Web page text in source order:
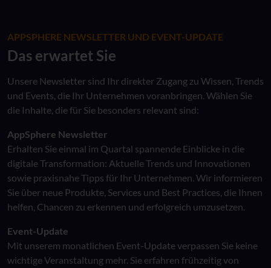
APPSPHERE NEWSLETTER UND EVENT-UPDATE
Das erwartet Sie
Unsere Newsletter sind Ihr direkter Zugang zu Wissen, Trends
und Events, die Ihr Unternehmen voranbringen. Wählen Sie
die Inhalte, die für Sie besonders relevant sind:
AppSphere Newsletter
Erhalten Sie einmal im Quartal spannende Einblicke in die
digitale Transformation: Aktuelle Trends und Innovationen
sowie praxisnahe Tipps für Ihr Unternehmen. Wir informieren
Sie über neue Produkte, Services und Best Practices, die Ihnen
helfen, Chancen zu erkennen und erfolgreich umzusetzen.
Event-Update
Mit unserem monatlichen Event-Update verpassen Sie keine
wichtige Veranstaltung mehr. Sie erfahren frühzeitig von